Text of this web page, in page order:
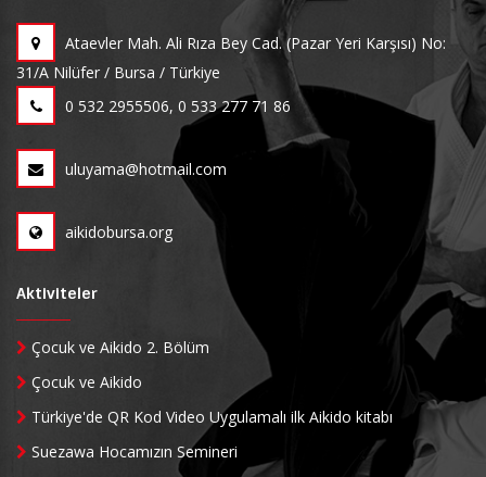
Ataevler Mah. Ali Rıza Bey Cad. (Pazar Yeri Karşısı) No:
31/A Nilüfer / Bursa / Türkiye
0 532 2955506, 0 533 277 71 86
uluyama@hotmail.com
aikidobursa.org
Aktiviteler
Çocuk ve Aikido 2. Bölüm
Çocuk ve Aikido
Türkiye'de QR Kod Video Uygulamalı ilk Aikido kitabı
Suezawa Hocamızın Semineri